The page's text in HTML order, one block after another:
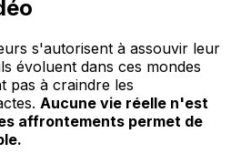
s'autorisent à assouvir leur
évoluent dans ces mondes
pas à craindre les
Aucune vie réelle n'est
affrontements permet de